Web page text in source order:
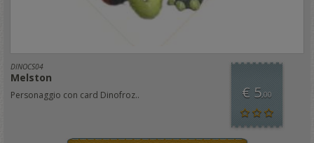
DINOCS04
Melston
Personaggio con card Dinofroz.. € 5,00